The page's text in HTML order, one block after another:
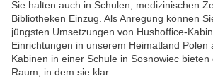
Sie halten auch in Schulen, medizinischen
Bibliotheken Einzug. Als Anregung können
jüngsten Umsetzungen von Hushoffice-
Einrichtungen in unserem Heimatland Polen
Kabinen in einer Schule in Sosnowiec
Raum, in dem sie klar